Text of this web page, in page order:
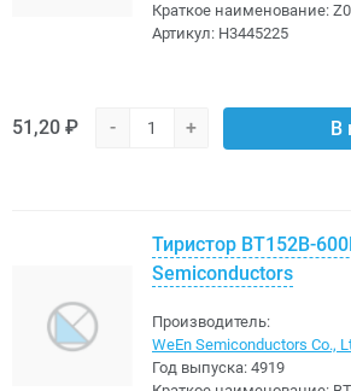
Краткое наименование:
Артикул: H3445225
51,20 ₽ - + В
Тиристор BT152B-
Semiconductors
Производитель:
WeEn Semiconductors Co.,
Год выпуска: 4919